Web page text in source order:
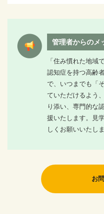
管理者からのメ
「住み慣れた地域
認知症を持つ高齢
で、いつまでも「
ていただけるよう
り添い、専門的な
援いたします。見
しくお願いいたしま
お